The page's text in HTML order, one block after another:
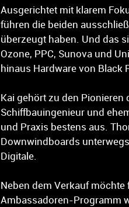
Ausgerichtet mit klarem
führen die beiden
überzeugt haben. Und das
Ozone, PPC, Sunova und
hinaus Hardware von Black
Kai gehört zu den Pionieren
Schiffbauingenieur und
und Praxis bestens aus.
Downwindboards
Digitale.
Neben dem Verkauf
Ambassadoren-Programm